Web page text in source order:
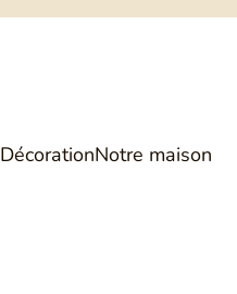
DécorationNotre maison